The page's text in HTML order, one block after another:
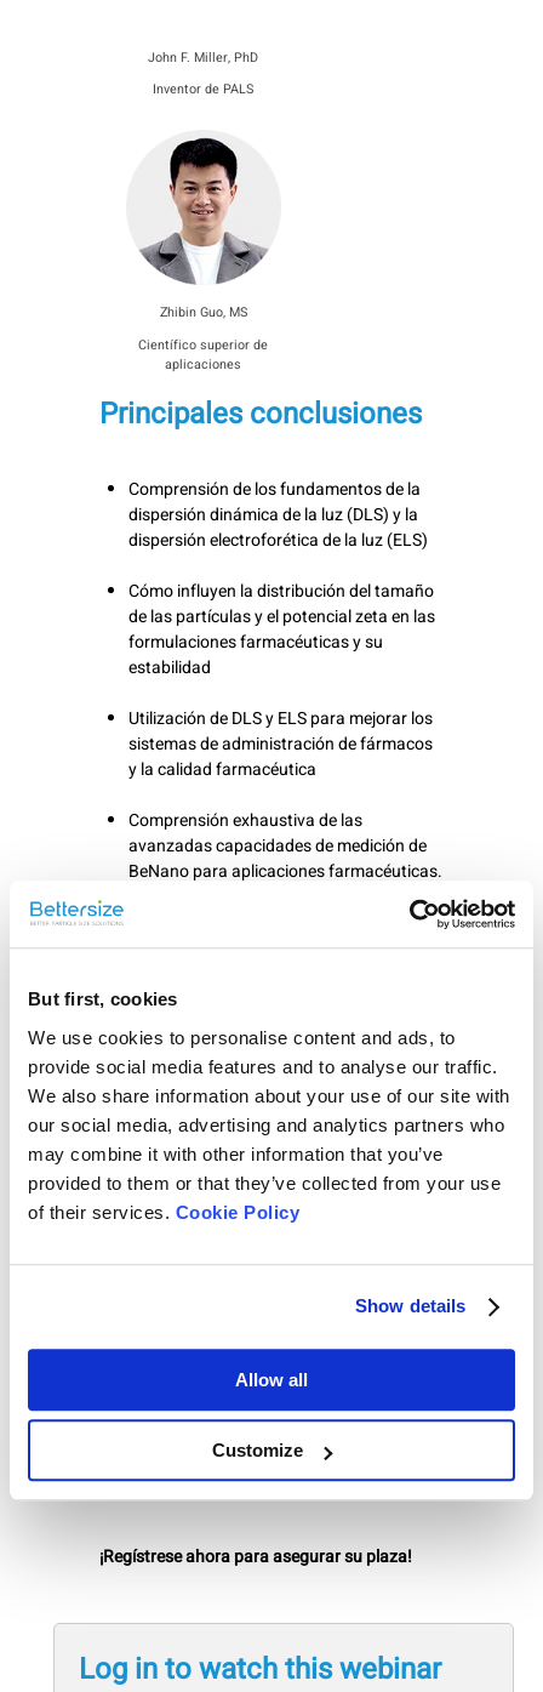
But first, cookies
We use cookies to personalise content and ads, to
provide social media features and to analyse our traffic.
We also share information about your use of our site with
our social media, advertising and analytics partners who
may combine it with other information that you’ve
provided to them or that they’ve collected from your use
of their services. Cookie Policy
Show details
Allow all
Customize
John F. Miller, PhD
Inventor de PALS
Zhibin Guo, MS
Científico superior de
aplicaciones
Principales conclusiones
Comprensión de los fundamentos de la
dispersión dinámica de la luz (DLS) y la
dispersión electroforética de la luz (ELS)
Cómo influyen la distribución del tamaño
de las partículas y el potencial zeta en las
formulaciones farmacéuticas y su
estabilidad
Utilización de DLS y ELS para mejorar los
sistemas de administración de fármacos
y la calidad farmacéutica
Comprensión exhaustiva de las
avanzadas capacidades de medición de
BeNano para aplicaciones farmacéuticas.
Casos prácticos reales que demuestran
las aplicaciones de BeNano en LNP,
portadores de fármacos y nanopartículas
¿Quién debe asistir?
Este seminario web beneficiará a
principiantes y profesionales de la
investigación, el desarrollo, el procesamiento
farmacéutica exhaustiva o que deseen
existentes. Además, aquellos que busquen
sugerencias para otros posibles usos de la
así como la estabilidad de las suspensiones
farmacéuticas, deberían asistir a este
seminario web.
¡Regístrese ahora para asegurar su plaza!
Log in to watch this webinar